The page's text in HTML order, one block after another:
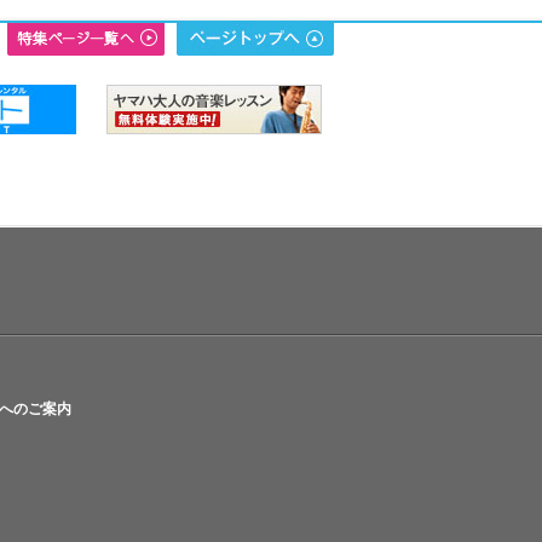
のご案内